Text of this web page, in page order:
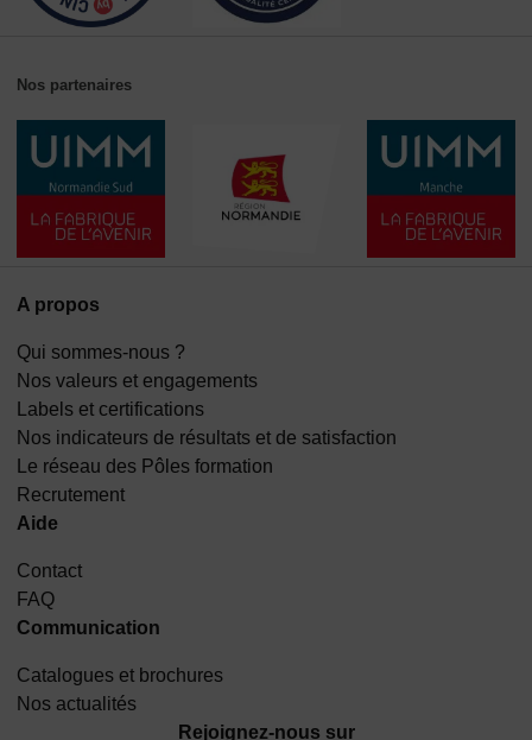
A propos
Qui sommes-nous ?
Nos valeurs et engagements
Labels et certifications
Nos indicateurs de résultats et de satisfaction
Le réseau des Pôles formation
Recrutement
Aide
Contact
FAQ
Communication
Catalogues et brochures
Nos actualités
Rejoignez-nous sur
Nos partenaires